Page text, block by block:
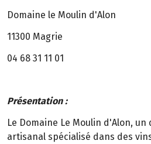
Domaine le Moulin d'Alon
11300 Magrie
04 68 31 11 01
Présentation :
Le Domaine Le Moulin d'Alon,
artisanal spécialisé dans des